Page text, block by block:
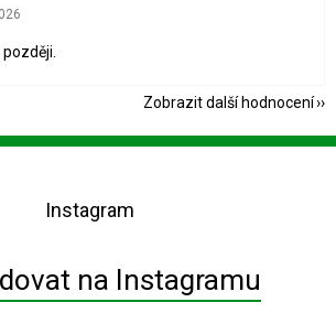
obchodu je 1 z 5 hvězdiček.
Zobrazit další hodnocení
Instagram
na Instagramu